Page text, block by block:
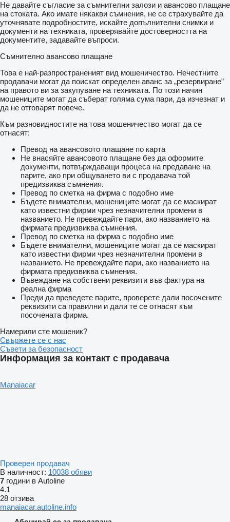
Не давайте съгласие за съмнителни залози и авансово плащане
на стоката. Ако имате някакви съмнения, не се страхувайте да
уточнявате подробностите, искайте допълнителни снимки и
документи на техниката, проверявайте достоверността на
документите, задавайте въпроси.
Съмнително авансово плащане
Това е най-разпространеният вид мошеничество. Нечестните
продавачи могат да поискат определен аванс за „резервиране”
на правото ви за закупуване на техниката. По този начин
мошениците могат да съберат голяма сума пари, да изчезнат и
да не отговарят повече.
Към разновидностите на това мошеничество могат да се
отнасят:
Превод на авансовото плащане по карта
Не внасяйте авансовото плащане без да оформите
документи, потвърждаващи процеса на предаване на
парите, ако при общуването ви с продавача той
предизвиква съмнения.
Превод по сметка на фирма с подобно име
Бъдете внимателни, мошениците могат да се маскират
като известни фирми чрез незначителни промени в
названието. Не превеждайте пари, ако названието на
фирмата предизвиква съмнения.
Превод по сметка на фирма с подобно име
Бъдете внимателни, мошениците могат да се маскират
като известни фирми чрез незначителни промени в
названието. Не превеждайте пари, ако названието на
фирмата предизвиква съмнения.
Въвеждане на собствени реквизити във фактура на
реална фирма
Преди да преведете парите, проверете дали посочените
реквизити са правилни и дали те се отнасят към
посочената фирма.
Намерили сте мошеник?
Свържете се с нас
Съвети за безопасност
Информация за контакт с продавача
Manaiacar
Проверен продавач
В наличност: 10038 обяви
7 години в Autoline
4.1
28 отзива
manaiacar.autoline.info